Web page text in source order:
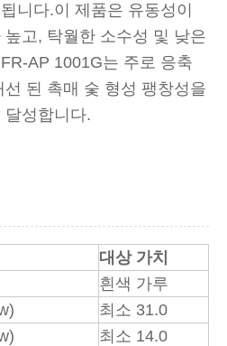
니다.이 제품은 유동성이
고, 탁월한 소수성 및 낮은
AP 1001G는 주로 응축
된 촉매 숯 형성 팽창성을
달성합니다.
대상 가치
흰색 가루
최소 31.0
최소 14.0